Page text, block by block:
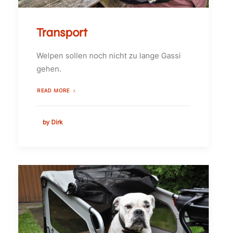
Transport
Welpen sollen noch nicht zu lange Gassi
gehen.
READ MORE
by Dirk